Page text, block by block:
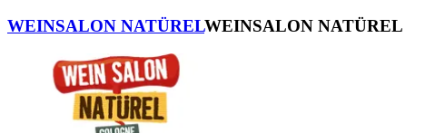
WEINSALON NATÜRELWEINSALON NATÜREL